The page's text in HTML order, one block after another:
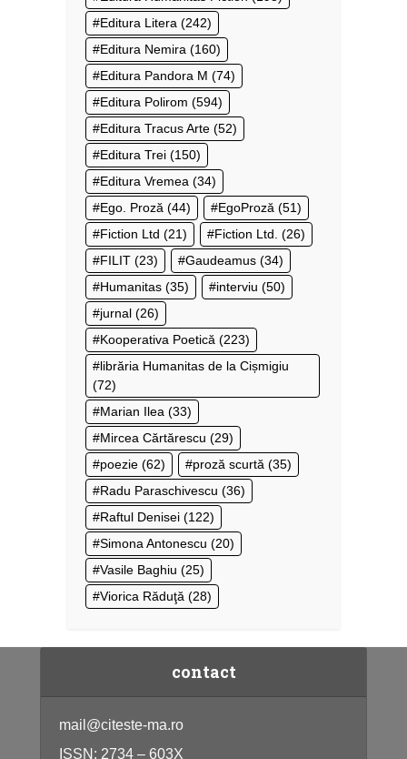
Editura Litera (242)
Editura Nemira (160)
Editura Pandora M (74)
Editura Polirom (594)
Editura Tracus Arte (52)
Editura Trei (150)
Editura Vremea (34)
Ego. Proză (44) EgoProză (51)
Fiction Ltd (21) Fiction Ltd. (26)
FILIT (23) Gaudeamus (34)
Humanitas (35) interviu (50)
jurnal (26)
Kooperativa Poetică (223)
librăria Humanitas de la Cișmigiu
(72)
Marian Ilea (33)
Mircea Cărtărescu (29)
poezie (62) proză scurtă (35)
Radu Paraschivescu (36)
Raftul Denisei (122)
Simona Antonescu (20)
Vasile Baghiu (25)
Viorica Răduţă (28)
contact
mail@citeste-ma.ro
ISSN: 2734 – 603X